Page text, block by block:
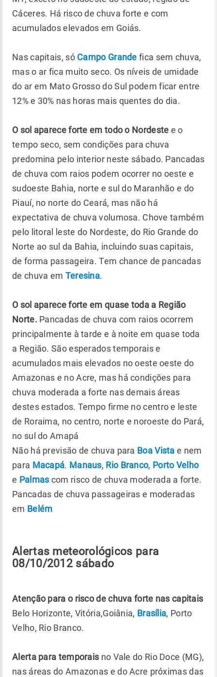
Cáceres. Há risco de chuva forte e com
acumulados elevados em Goiás.
Nas capitais, só Campo Grande fica sem chuva,
mas o ar fica muito seco. Os níveis de umidade
do ar em Mato Grosso do Sul podem ficar entre
12% e 30% nas horas mais quentes do dia.
O sol aparece forte em todo o Nordeste e o
tempo seco, sem condições para chuva
predomina pelo interior neste sábado. Pancadas
de chuva com raios podem ocorrer no oeste e
sudoeste Bahia, norte e sul do Maranhão e do
Piauí, no norte do Ceará, mas não há
expectativa de chuva volumosa. Chove também
pelo litoral leste do Nordeste, do Rio Grande do
Norte ao sul da Bahia, incluindo suas capitais,
de forma passageira. Tem chance de pancadas
de chuva em Teresina.
O sol aparece forte em quase toda a Região
Norte. Pancadas de chuva com raios ocorrem
principalmente à tarde e à noite em quase toda
a Região. São esperados temporais e
acumulados mais elevados no oeste oeste do
Amazonas e no Acre, mas há condições para
chuva moderada a forte nas demais áreas
destes estados. Tempo firme no centro e leste
de Roraima, no centro, norte e noroeste do Pará,
no sul do Amapá
Não há previsão de chuva para Boa Vista e nem
para Macapá. Manaus, Rio Branco, Porto Velho
e Palmascom risco de chuva moderada a forte.
Pancadas de chuva passageiras e moderadas
em Belém
Alertas meteorológicos para
08/10/2012 sábado
Atenção para o risco de chuva forte nas capitais
Belo Horizonte, Vitória,Goiânia, Brasília, Porto
Velho, Rio Branco.
Alerta para temporais no Vale do Rio Doce (MG),
nas áreas do Amazonas e do Acre próximas das